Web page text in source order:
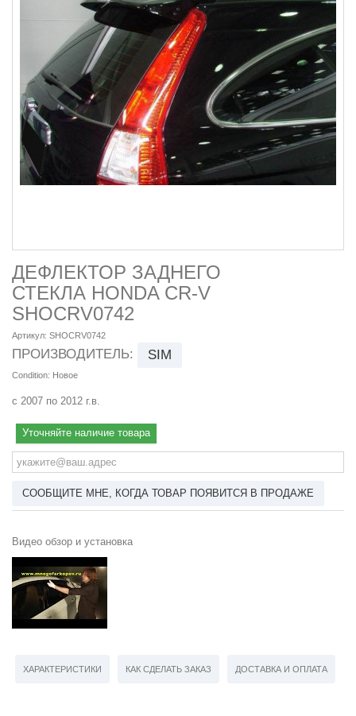
ДЕФЛЕКТОР ЗАДНЕГО
СТЕКЛА HONDA CR-V
SHOCRV0742
Артикул: SHOCRV0742
ПРОИЗВОДИТЕЛЬ: SIM
Condition: Новое
с 2007 по 2012 г.в.
Уточняйте наличие товара
СООБЩИТЕ МНЕ, КОГДА ТОВАР ПОЯВИТСЯ В ПРОДАЖЕ
Видео обзор и установка
ХАРАКТЕРИСТИКИ КАК СДЕЛАТЬ ЗАКАЗ ДОСТАВКА И ОПЛАТА